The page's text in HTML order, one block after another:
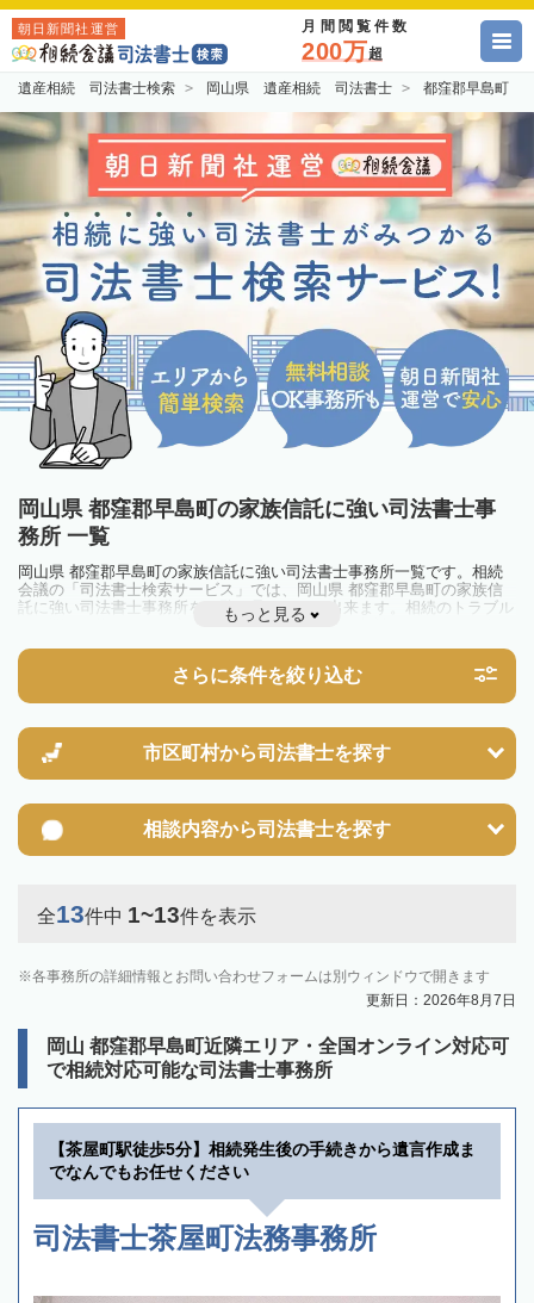
朝日新聞社運営 月間閲覧件数
200万超
遺産相続 司法書士検索 岡山県 遺産相続 司法書士 都窪郡早島町
岡山県 都窪郡早島町の家族信託に強い司法書士事
務所 一覧
岡山県 都窪郡早島町の家族信託に強い司法書士事務所一覧です。相続
会議の「司法書士検索サービス」では、岡山県 都窪郡早島町の家族信
託に強い司法書士事務所を一覧で見ることが出来ます。相続のトラブル
やお悩みを抱えている方は一度近隣の司法書士に相談してみましょう。
もっと見る
さらに条件を絞り込む
市区町村から司法書士を探す
相談内容から司法書士を探す
全13件中 1~13件を表示
各事務所の詳細情報とお問い合わせフォームは別ウィンドウで開きます
更新日：2026年8月7日
岡山 都窪郡早島町近隣エリア・全国オンライン対応可
で相続対応可能な司法書士事務所
【茶屋町駅徒歩5分】相続発生後の手続きから遺言作成ま
でなんでもお任せください
司法書士茶屋町法務事務所